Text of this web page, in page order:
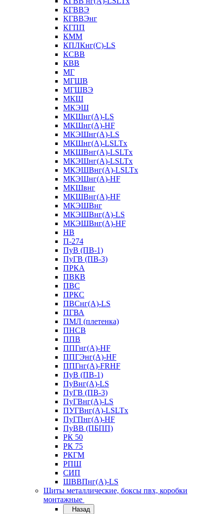
КГВВЭ
КГВВЭнг
КГПП
КММ
КПЛКнг(C)-LS
КСВВ
КВВ
МГ
МГШВ
МГШВЭ
МКШ
МКЭШ
МКШнг(А)-LS
МКШнг(А)-HF
МКЭШнг(А)-LS
МКШнг(А)-LSLTx
МКШВнг(A)-LSLTx
МКЭШнг(А)-LSLTx
МКЭШВнг(A)-LSLTx
МКЭШнг(А)-HF
МКШвнг
МКШВнг(А)-HF
МКЭШВнг
МКЭШВнг(А)-LS
МКЭШВнг(А)-HF
НВ
П-274
ПуВ (ПВ-1)
ПуГВ (ПВ-3)
ПРКА
ПВКВ
ПВС
ПРКС
ПВСнг(А)-LS
ПГВА
ПМЛ (плетенка)
ПНСВ
ППВ
ППГнг(А)-HF
ППГЭнг(А)-HF
ППГнг(А)-FRHF
ПуВ (ПВ-1)
ПуВнг(А)-LS
ПуГВ (ПВ-3)
ПуГВнг(А)-LS
ПУГВнг(А)-LSLTx
ПуГПнг(А)-HF
ПуВВ (ПБПП)
РК 50
РК 75
РКГМ
РПШ
СИП
ШВВПнг(А)-LS
Щиты металлические, боксы пвх, коробки
монтажные
Назад